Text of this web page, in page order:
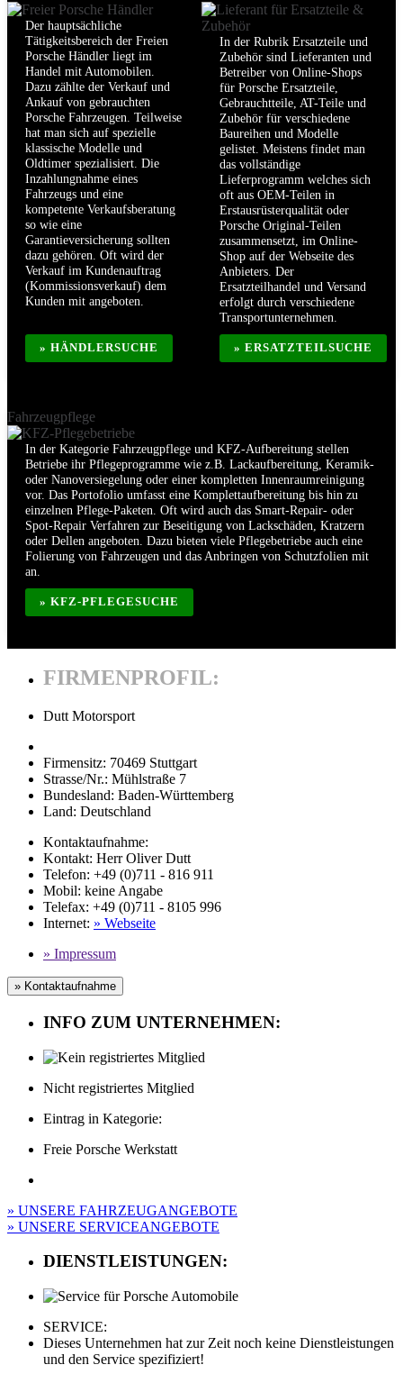
Der hauptsächliche
Tätigkeitsbereich der Freien
Porsche Händler liegt im
Handel mit Automobilen.
Dazu zählte der Verkauf und
Ankauf von gebrauchten
Porsche Fahrzeugen. Teilweise
hat man sich auf spezielle
klassische Modelle und
Oldtimer spezialisiert. Die
Inzahlungnahme eines
Fahrzeugs und eine
kompetente Verkaufsberatung
so wie eine
Garantieversicherung sollten
dazu gehören. Oft wird der
Verkauf im Kundenauftrag
(Kommissionsverkauf) dem
Kunden mit angeboten.
» HÄNDLERSUCHE
In der Rubrik Ersatzteile und
Zubehör sind Lieferanten und
Betreiber von Online-Shops
für Porsche Ersatzteile,
Gebrauchtteile, AT-Teile und
Zubehör für verschiedene
Baureihen und Modelle
gelistet. Meistens findet man
das vollständige
Lieferprogramm welches sich
oft aus OEM-Teilen in
Erstausrüsterqualität oder
Porsche Original-Teilen
zusammensetzt, im Online-
Shop auf der Webseite des
Anbieters. Der
Ersatzteilhandel und Versand
erfolgt durch verschiedene
Transportunternehmen.
» ERSATZTEILSUCHE
Fahrzeugpflege
In der Kategorie Fahrzeugpflege und KFZ-Aufbereitung stellen
Betriebe ihr Pflegeprogramme wie z.B. Lackaufbereitung, Keramik-
oder Nanoversiegelung oder einer kompletten Innenraumreinigung
vor. Das Portofolio umfasst eine Komplettaufbereitung bis hin zu
einzelnen Pflege-Paketen. Oft wird auch das Smart-Repair- oder
Spot-Repair Verfahren zur Beseitigung von Lackschäden, Kratzern
oder Dellen angeboten. Dazu bieten viele Pflegebetriebe auch eine
Folierung von Fahrzeugen und das Anbringen von Schutzfolien mit
an.
» KFZ-PFLEGESUCHE
FIRMENPROFIL:
Dutt Motorsport
Firmensitz: 70469 Stuttgart
Strasse/Nr.: Mühlstraße 7
Bundesland: Baden-Württemberg
Land: Deutschland
Kontaktaufnahme:
Kontakt: Herr Oliver Dutt
Telefon: +49 (0)711 - 816 911
Mobil: keine Angabe
Telefax: +49 (0)711 - 8105 996
Internet: » Webseite
» Impressum
» Kontaktaufnahme
INFO ZUM UNTERNEHMEN:
Nicht registriertes Mitglied
Eintrag in Kategorie:
Freie Porsche Werkstatt
» UNSERE FAHRZEUGANGEBOTE
» UNSERE SERVICEANGEBOTE
DIENSTLEISTUNGEN:
SERVICE:
Dieses Unternehmen hat zur Zeit noch keine Dienstleistungen
und den Service spezifiziert!